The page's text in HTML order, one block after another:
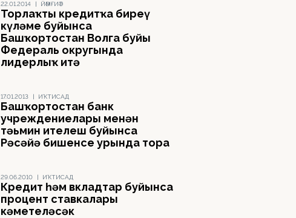
22.01.2014 | ЙӘМҒИӘТ
Торлаҡты кредитҡа биреү
күләме буйынса
Башҡортостан Волга буйы
Федераль округында
лидерлыҡ итә
17.01.2013 | ИҠТИСАД
Башҡортостан банк
учреждениелары менән
тәьмин ителеш буйынса
Рәсәйҙә бишенсе урында тора
29.06.2010 | ИҠТИСАД
Кредит һәм вкладтар буйынса
процент ставкалары
кәметеләсәк